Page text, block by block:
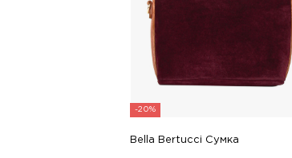
-20%
Bella Bertucci Сумка